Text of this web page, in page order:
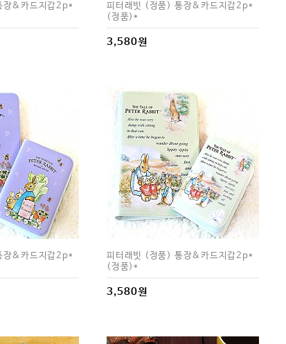
장&카드지갑2p*
피터래빗 (정품) 통장&카드지갑2p*
(정품)*
3,580원
장&카드지갑2p*
피터래빗 (정품) 통장&카드지갑2p*
(정품)*
3,580원